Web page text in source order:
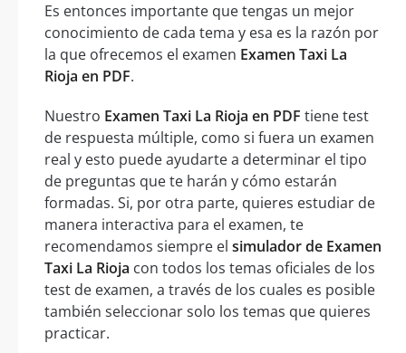
Es entonces importante que tengas un mejor
conocimiento de cada tema y esa es la razón por
la que ofrecemos el examen Examen Taxi La
Rioja en PDF.
Nuestro Examen Taxi La Rioja en PDF tiene test
de respuesta múltiple, como si fuera un examen
real y esto puede ayudarte a determinar el tipo
de preguntas que te harán y cómo estarán
formadas. Si, por otra parte, quieres estudiar de
manera interactiva para el examen, te
recomendamos siempre el simulador de Examen
Taxi La Rioja con todos los temas oficiales de los
test de examen, a través de los cuales es posible
también seleccionar solo los temas que quieres
practicar.